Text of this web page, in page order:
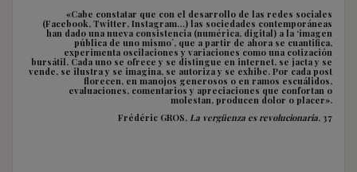
«Cabe constatar que con el desarrollo de las redes sociales
(Facebook, Twitter, Instagram…) las sociedades contemporáneas
han dado una nueva consistencia (numérica, digital) a la ‘imagen
pública de uno mismo´, que a partir de ahora se cuantifica,
experimenta oscilaciones y variaciones como una cotización
bursátil. Cada uno se ofrece y se distingue en internet, se jacta y se
vende, se ilustra y se imagina, se autoriza y se exhibe. Por cada post
florecen, en manojos generosos o en ramos escuálidos,
evaluaciones, comentarios y apreciaciones que confortan o
molestan, producen dolor o placer».
Frédéric GROS, La vergüenza es revolucionaria, 37